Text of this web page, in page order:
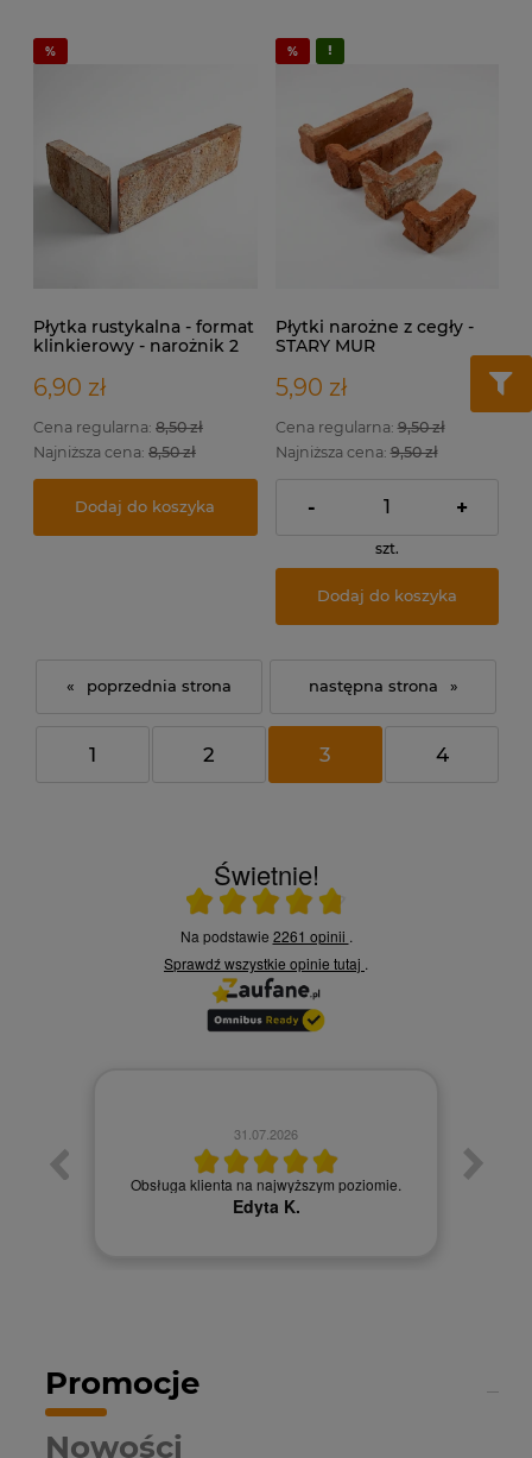
Płytka rustykalna - format
klinkierowy - narożnik 2
6,90 zł
Cena regularna: 8,50 zł
Najniższa cena: 8,50 zł
Dodaj do koszyka
Płytki narożne z cegły -
STARY MUR
5,90 zł
Cena regularna:9,50 zł
Najniższa cena:9,50 zł
- +
szt.
Dodaj do koszyka
«
1 2 3 4
»
Świetnie!
Ocena średnia 4.8 na 5
Na podstawie 2261 opinii .
Sprawdź wszystkie opinie tutaj .
31.07.2026
Obsługa klienta na najwyższym poziomie.
Edyta K.
Promocje
Nowości